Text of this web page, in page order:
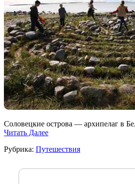
Соловецкие острова — архипелаг в
Читать Далее
Рубрика: Путешествия